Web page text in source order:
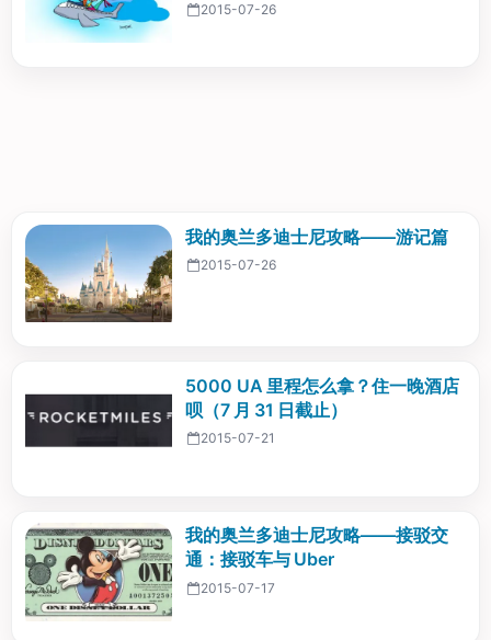
2015-07-26
我的奥兰多迪士尼攻略——游记篇
2015-07-26
5000 UA 里程怎么拿？住一晚酒店
呗（7 月 31 日截止）
2015-07-21
我的奥兰多迪士尼攻略——接驳交
通：接驳车与 Uber
2015-07-17